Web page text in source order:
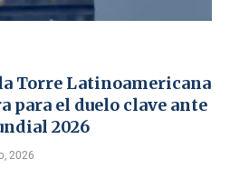
Torre Latinoamericana
para el duelo clave ante
2026
2026